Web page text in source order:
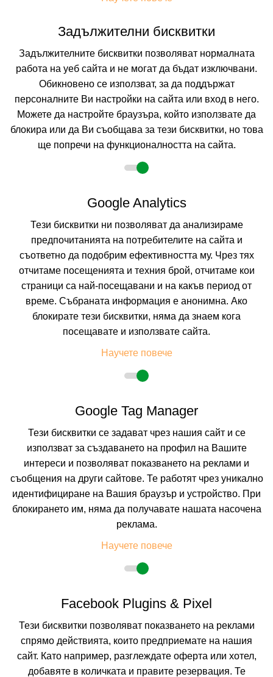
цена от 153.67 лв. /78.57 €
На изплащане с
Пълно описание на хотела
КАЛКУЛИРАЙ ЦЕНА
DOUBLETREE BY HILTON HOTEL AQABA
AQABA, JORDAN
(от 0 мнения на клиенти)
цена от205.64 лв. /105.14 €
MOVENPICK RESORT AND RESIDENCES
AQABA
AQABA, JORDAN Покажи на картата
0.0 (от 0 мнения на клиенти)
Задължителни бисквитки
Задължителните бисквитки позволяват нормалната
работа на уеб сайта и не могат да бъдат изключвани.
Обикновено се използват, за да поддържат
персоналните Ви настройки на сайта или вход в него.
Можете да настройте браузъра, който използвате да
блокира или да Ви съобщава за тези бисквитки, но това
ще попречи на функционалността на сайта.
Google Analytics
Тези бисквитки ни позволяват да анализираме
предпочитанията на потребителите на сайта и
съответно да подобрим ефективността му. Чрез тях
отчитаме посещенията и техния брой, отчитаме кои
страници са най-посещавани и на какъв период от
време. Събраната информация е анонимна. Ако
блокирате тези бисквитки, няма да знаем кога
посещавате и използвате сайта.
Научете повече
Google Tag Manager
Тези бисквитки се задават чрез нашия сайт и се
използват за създаването на профил на Вашите
интереси и позволяват показването на реклами и
съобщения на други сайтове. Те работят чрез уникално
идентифициране на Вашия браузър и устройство. При
блокирането им, няма да получавате нашата насочена
реклама.
Научете повече
Facebook Plugins & Pixel
Тези бисквитки позволяват показването на реклами
спрямо действията, които предприемате на нашия
сайт. Като например, разглеждате оферта или хотел,
добавяте в количката и правите резервация. Те